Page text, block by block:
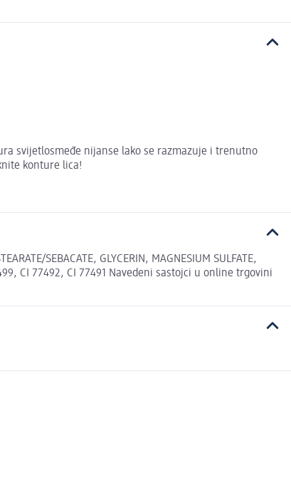
svijetlosmeđe nijanse lako se razmazuje i trenutno
konture lica!
SEBACATE, GLYCERIN, MAGNESIUM SULFATE,
77499, CI 77492, CI 77491 Navedeni sastojci u online trgovini